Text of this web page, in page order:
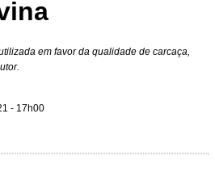
em favor da qualidade de carcaça,
- 17h00